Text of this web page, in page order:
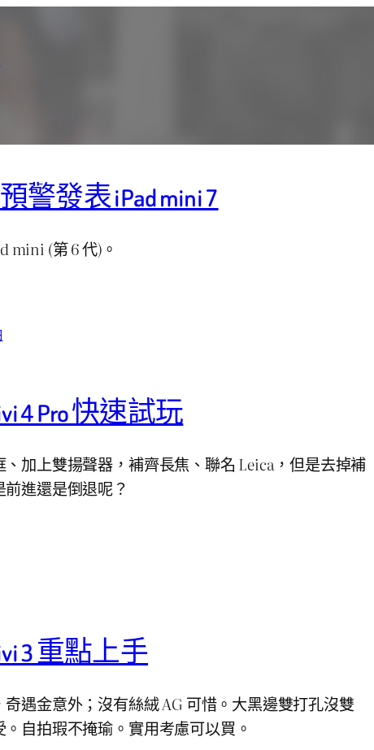
警發表 iPad mini 7
mini (第 6 代)。
4 Pro 快速試玩
加上雙揚聲器，補齊長焦、聯名 Leica，但是去掉補
進還是倒退呢？
3 重點上手
奇遇金意外；沒有絲絨 AG 可惜。大黑邊雙打孔沒雙
自拍瑕不掩瑜。實用考慮可以買。